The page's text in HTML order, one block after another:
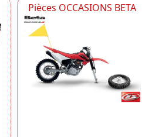
Pièces OCCASIONS BETA